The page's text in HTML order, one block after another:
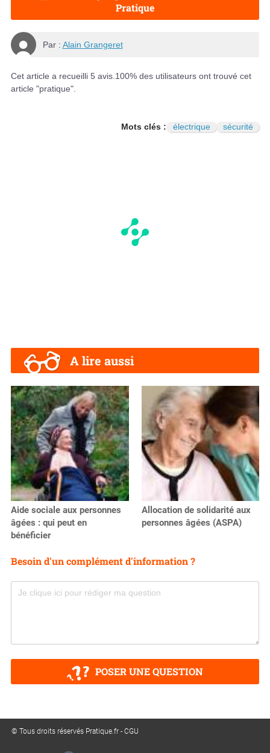
Pratique
Par : Alain Grangeret
Cet article a recueilli 5 avis. 100% des utilisateurs ont trouvé cet
article "pratique".
Mots clés : électrique sécurité
A lire aussi
Aide sociale aux personnes
âgées : qui peut en
bénéficier
Allocation de solidarité aux
personnes âgées (ASPA)
Besoin d'un complément d'information ?
POSER UNE QUESTION
© Tous droits réservés Pratique.fr -CGU